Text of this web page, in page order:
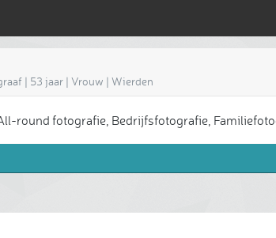
| 53 jaar | Vrouw | Wierden
round fotografie, Bedrijfsfotografie,